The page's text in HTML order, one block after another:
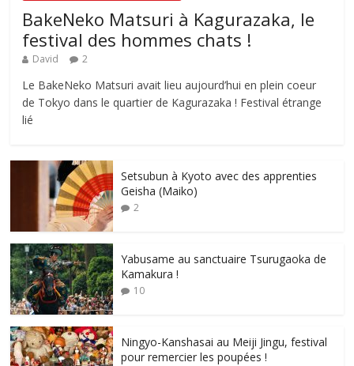
BakeNeko Matsuri à Kagurazaka, le
festival des hommes chats !
David 2
Le BakeNeko Matsuri avait lieu aujourd’hui en plein coeur
de Tokyo dans le quartier de Kagurazaka ! Festival étrange
lié
Setsubun à Kyoto avec des apprenties
Geisha (Maiko)
2
Yabusame au sanctuaire Tsurugaoka de
Kamakura !
10
Ningyo-Kanshasai au Meiji Jingu, festival
pour remercier les poupées !